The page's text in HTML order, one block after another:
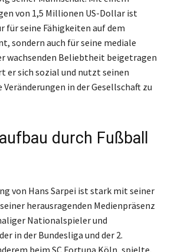
von 1,5 Millionen US-Dollar ist
für seine Fähigkeiten auf dem
sondern auch für seine mediale
wachsenden Beliebtheit beigetragen
er sich sozial und nutzt seinen
in der Gesellschaft zu
durch Fußball
von Hans Sarpei ist stark mit seiner
herausragenden Medienpräsenz
Nationalspieler und
in der Bundesliga und der 2.
beim SC Fortuna Köln, spielte,